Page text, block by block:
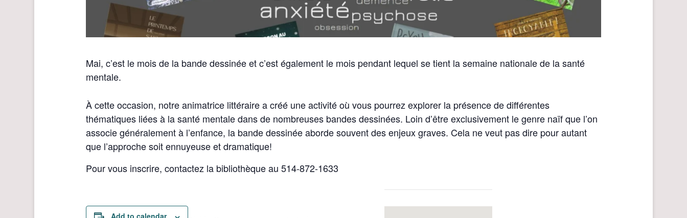
Mai, c’est le mois de la bande dessinée et c’est également le mois pendant lequel se tient la semaine nationale de la santé
mentale.
À cette occasion, notre animatrice littéraire a créé une activité où vous pourrez explorer la présence de différentes
thématiques liées à la santé mentale dans de nombreuses bandes dessinées. Loin d’être exclusivement le genre naïf que l’on
associe généralement à l’enfance, la bande dessinée aborde souvent des enjeux graves. Cela ne veut pas dire pour autant
que l’approche soit ennuyeuse et dramatique!
Pour vous inscrire, contactez la bibliothèque au 514-872-1633